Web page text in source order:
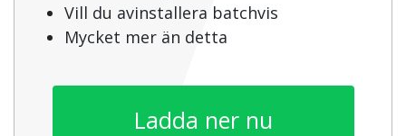
Vill du avinstallera batchvis
Mycket mer än detta
Ladda ner nu